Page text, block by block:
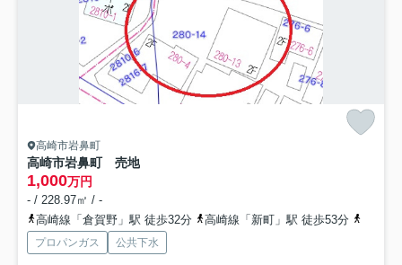
高崎市岩鼻町
高崎市岩鼻町 売地
1,000万円
- / 228.97㎡ / -
高崎線「倉賀野」駅 徒歩32分
高崎線「新町」駅 徒歩53分
プロパンガス 公共下水